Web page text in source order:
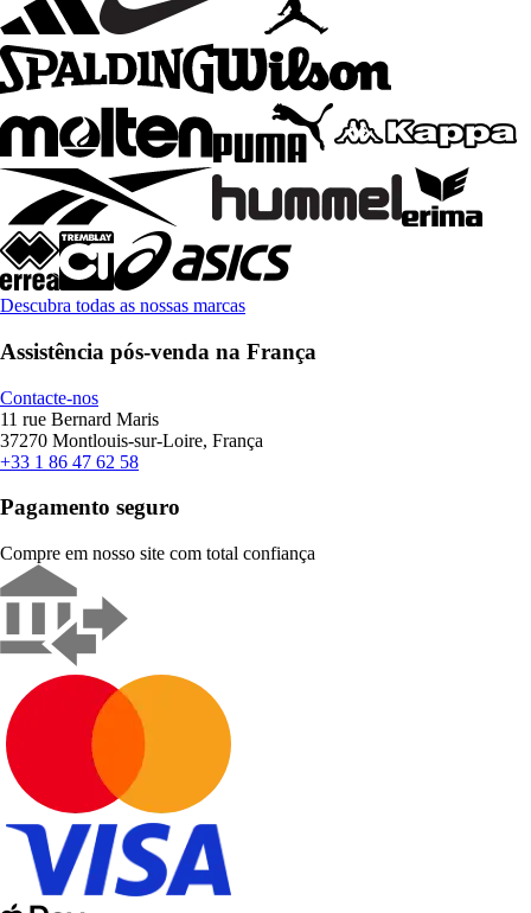
Descubra todas as nossas marcas
Assistência pós-venda na França
Contacte-nos
11 rue Bernard Maris
37270 Montlouis-sur-Loire, França
+33 1 86 47 62 58
Pagamento seguro
Compre em nosso site com total confiança